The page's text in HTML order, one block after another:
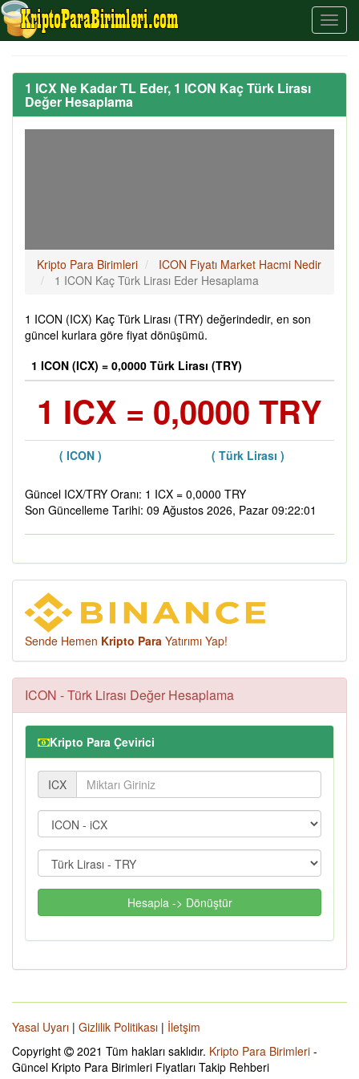
1 ICX Ne Kadar TL Eder, 1 ICON Kaç Türk Lirası
Değer Hesaplama
Kripto Para Birimleri
ICON Fiyatı Market Hacmi Nedir
1 ICON Kaç Türk Lirası Eder Hesaplama
1 ICON (ICX) Kaç Türk Lirası (TRY) değerindedir, en son
güncel kurlara göre fiyat dönüşümü.
1 ICON (ICX) = 0,0000 Türk Lirası (TRY)
1 ICX = 0,0000 TRY
( ICON ) ( Türk Lirası )
Güncel ICX/TRY Oranı: 1 ICX = 0,0000 TRY
Son Güncelleme Tarihi: 09 Ağustos 2026, Pazar 09:22:01
Sende Hemen Kripto Para Yatırımı Yap!
ICON - Türk Lirası Değer Hesaplama
Kripto Para Çevirici
ICX
Hesapla -> Dönüştür
Yasal Uyarı | Gizlilik Politikası | İletşim
Copyright
2021 Tüm hakları saklıdır. Kripto Para Birimleri -
Güncel Kripto Para Birimleri Fiyatları Takip Rehberi